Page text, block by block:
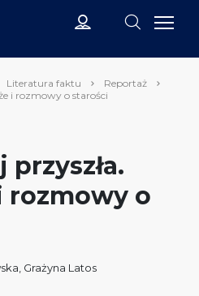
Literatura faktu
Reportaż
i rozmowy o starości
przyszła.
rozmowy o
Grażyna Latos